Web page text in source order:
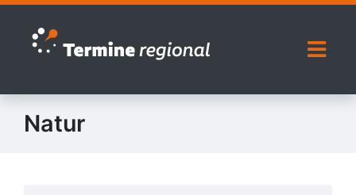
Zur Navigation springen
Zum Inhalt springen
Natur